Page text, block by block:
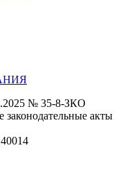
№ 35-8-ЗКО
акты